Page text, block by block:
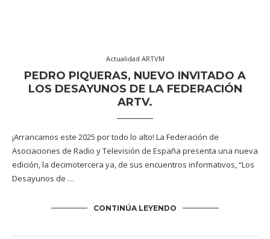
Actualidad ARTVM
PEDRO PIQUERAS, NUEVO INVITADO A
LOS DESAYUNOS DE LA FEDERACIÓN
ARTV.
¡Arrancamos este 2025 por todo lo alto! La Federación de
Asociaciones de Radio y Televisión de España presenta una nueva
edición, la decimotercera ya, de sus encuentros informativos, “Los
Desayunos de …
CONTINÚA LEYENDO